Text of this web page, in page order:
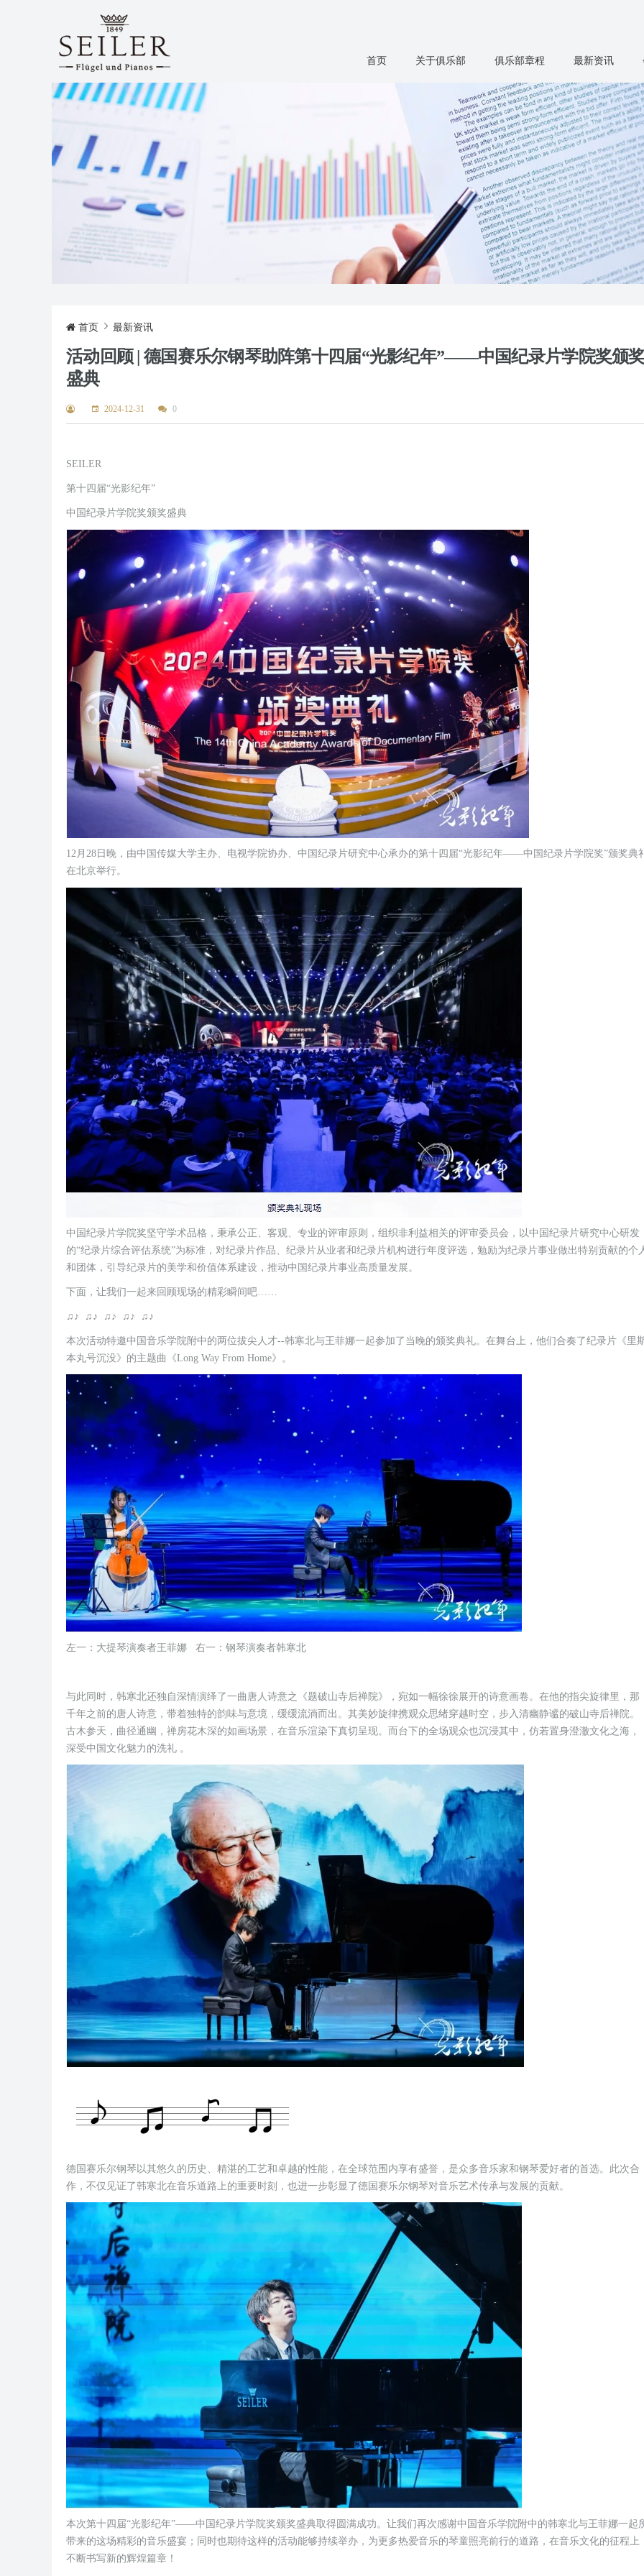
首页 关于俱乐部 俱乐部章程 最新资讯
首页 最新资讯
活动回顾 | 德国赛乐尔钢琴助阵第十四届“光影纪年”——中国纪录片学院奖颁
盛典
2024-12-31 0
SEILER
第十四届“光影纪年”
中国纪录片学院奖颁奖盛典
12月28日晚，由中国传媒大学主办、电视学院协办、中国纪录片研究中心承办的第十四届“光影纪年——中国纪录片学院奖”颁奖典
在北京举行。
中国纪录片学院奖坚守学术品格，秉承公正、客观、专业的评审原则，组织非利益相关的评审委员会，以中国纪录片研究中心研发
的“纪录片综合评估系统”为标准，对纪录片作品、纪录片从业者和纪录片机构进行年度评选，勉励为纪录片事业做出特别贡献的个
和团体，引导纪录片的美学和价值体系建设，推动中国纪录片事业高质量发展。
下面，让我们一起来回顾现场的精彩瞬间吧……
♫♪ ♫♪ ♫♪ ♫♪ ♫♪
本次活动特邀中国音乐学院附中的两位拔尖人才--韩寒北与王菲娜一起参加了当晚的颁奖典礼。在舞台上，他们合奏了纪录片《里
本丸号沉没》的主题曲《Long Way From Home》。
左一：大提琴演奏者王菲娜 右一：钢琴演奏者韩寒北
与此同时，韩寒北还独自深情演绎了一曲唐人诗意之《题破山寺后禅院》，宛如一幅徐徐展开的诗意画卷。在他的指尖旋律里，那
千年之前的唐人诗意，带着独特的韵味与意境，缓缓流淌而出。其美妙旋律携观众思绪穿越时空，步入清幽静谧的破山寺后禅院。
古木参天，曲径通幽，禅房花木深的如画场景，在音乐渲染下真切呈现。而台下的全场观众也沉浸其中，仿若置身澄澈文化之海，
深受中国文化魅力的洗礼 。
德国赛乐尔钢琴以其悠久的历史、精湛的工艺和卓越的性能，在全球范围内享有盛誉，是众多音乐家和钢琴爱好者的首选。此次合
作，不仅见证了韩寒北在音乐道路上的重要时刻，也进一步彰显了德国赛乐尔钢琴对音乐艺术传承与发展的贡献。
本次第十四届“光影纪年”——中国纪录片学院奖颁奖盛典取得圆满成功。让我们再次感谢中国音乐学院附中的韩寒北与王菲娜一起
带来的这场精彩的音乐盛宴；同时也期待这样的活动能够持续举办，为更多热爱音乐的琴童照亮前行的道路，在音乐文化的征程上
不断书写新的辉煌篇章！
精彩回顾 | 第六届“言子杯”赛乐尔·三益青
少年钢琴大赛（黄山、无锡、东莞、武汉）
四大赛区比赛盛况
精彩回顾|第六届“言子杯”赛乐尔·三益青少
年钢琴大赛（太原赛区）比赛盛况
精彩回顾|第六届“言子杯”赛乐尔·三益
年钢琴大赛（扬州、镇江）两大赛区